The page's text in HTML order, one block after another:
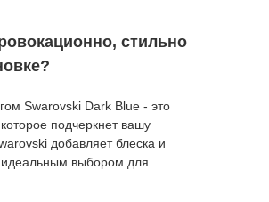
стильно
Swarovski Dark Blue - это
подчеркнет вашу
добавляет блеска и
идеальным выбором для